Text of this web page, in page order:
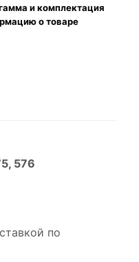
и комплектация
о товаре
576
по